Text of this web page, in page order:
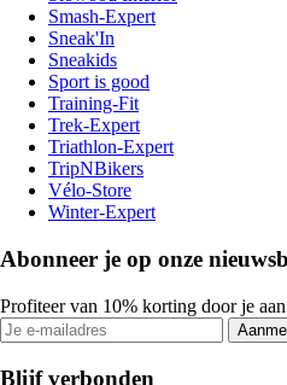
Smash-Expert
Sneak'In
Sneakids
Sport is good
Training-Fit
Trek-Expert
Triathlon-Expert
TripNBikers
Vélo-Store
Winter-Expert
Abonneer je op onze
Profiteer van 10% korting door je
Blijf verbonden